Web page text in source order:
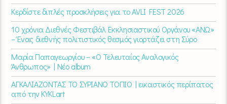
Κερδίστε διπλές προσκλήσεις για το AVLI FEST 2026
10 χρόνια Διεθνές Φεστιβάλ Εκκλησιαστικού Οργάνου «ΑΝΩ»
– Ένας διεθνής πολιτιστικός θεσμός γιορτάζει στη Σύρο​
Μαρία Παπαγεωργίου – «Ο Τελευταίος Αναλογικός
Άνθρωπος» | Νέο album
ΑΓΚΑΛΙΑΖΟΝΤΑΣ ΤΟ ΣΥΡΙΑΝΟ ΤΟΠΙΟ | εικαστικός περίπατος
από την KYKLart